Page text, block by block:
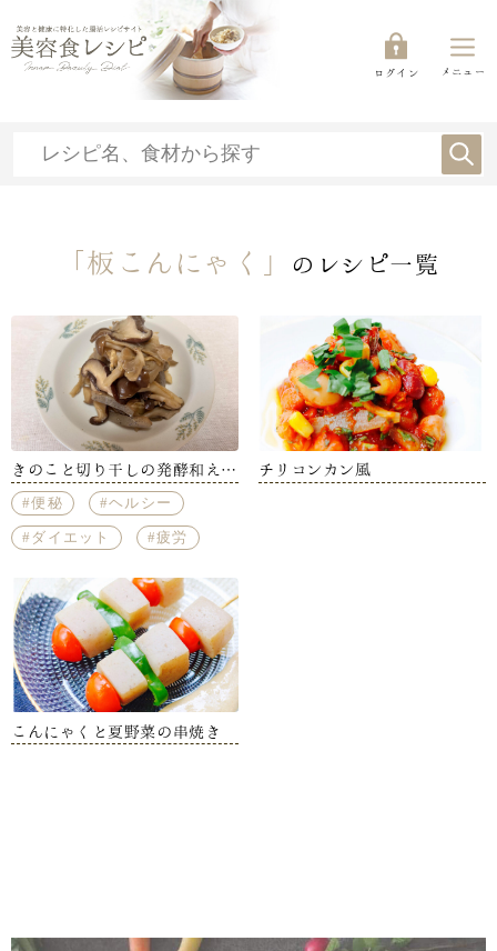
ログイン メニュー
「板こんにゃく」 のレシピ一覧
きのこと切り干しの発酵和え
【冨澤茜】
便秘 ヘルシー
ダイエット 疲労
チリコンカン風
こんにゃくと夏野菜の串焼き